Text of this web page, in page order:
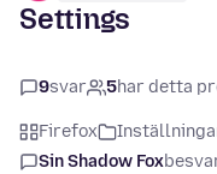
Settings
9svar 5har detta
Firefox
Sin Shadow Fox